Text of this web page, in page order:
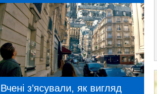
Вчені з’ясували, як вигляд